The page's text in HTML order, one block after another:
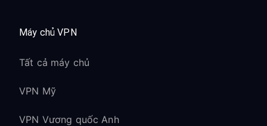
Máy chủ VPN
Tất cả máy chủ
VPN Mỹ
VPN Vương quốc Anh